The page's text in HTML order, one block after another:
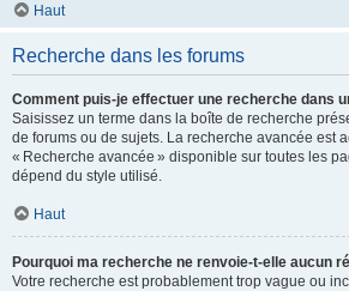
Haut
Recherche dans les forums
Comment puis-je effectuer une recherche dans
Saisissez un terme dans la boîte de recherche
de forums ou de sujets. La recherche avancée est
« Recherche avancée » disponible sur toutes les
dépend du style utilisé.
Haut
Pourquoi ma recherche ne renvoie-t-elle aucun
Votre recherche est probablement trop vague ou